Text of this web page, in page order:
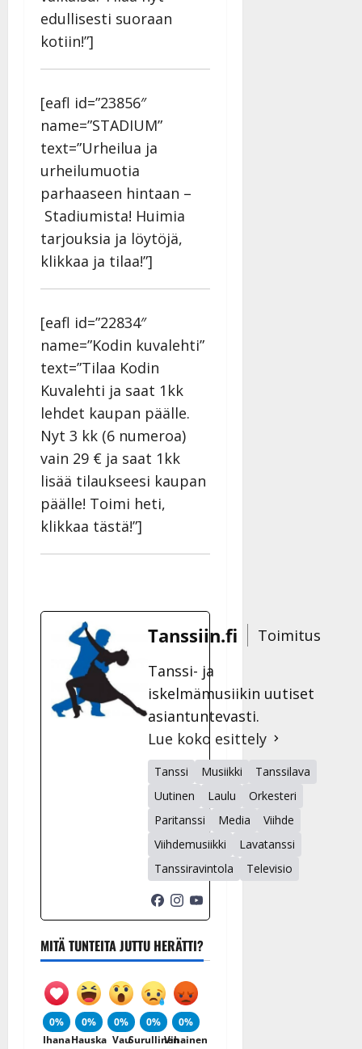
edullisesti suoraan
kotiin!”]
[eafl id=”23856″
name=”STADIUM”
text=”Urheilua ja
urheilumuotia
parhaaseen hintaan –
Stadiumista! Huimia
tarjouksia ja löytöjä,
klikkaa ja tilaa!”]
[eafl id=”22834″
name=”Kodin kuvalehti”
text=”Tilaa Kodin
Kuvalehti ja saat 1kk
lehdet kaupan päälle.
Nyt 3 kk (6 numeroa)
vain 29 € ja saat 1kk
lisää tilaukseesi kaupan
päälle! Toimi heti,
klikkaa tästä!”]
Tanssiin.fi
Toimitus
Tanssi- ja
iskelmämusiikin uutiset
asiantuntevasti.
Lue koko esittely
Tanssi Musiikki
Tanssilava
Uutinen
Laulu
Orkesteri
Paritanssi
Media
Viihde
Viihdemusiikki
Lavatanssi
Tanssiravintola
Televisio
MITÄ TUNTEITA JUTTU HERÄTTI?
0%
Ihana
0%
Hauska
0%
Vau
0%
Surullinen
0%
Vihainen